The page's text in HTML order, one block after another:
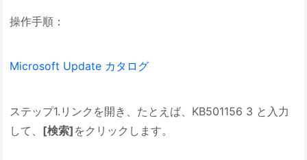
操作手順：
Microsoft Update カタログ
ステップ1.リンクを開き、たとえば、KB501156 3 と入力
して、 [検索] をクリックします。